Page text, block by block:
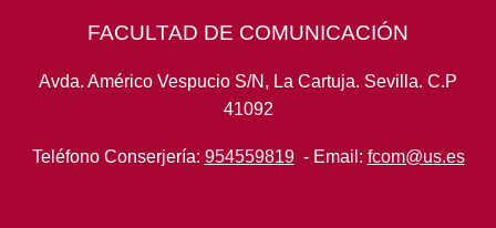
FACULTAD DE COMUNICACIÓN
Avda. Américo Vespucio S/N, La Cartuja. Sevilla. C.P
41092
Teléfono Conserjería: 954559819- Email: fcom@us.es